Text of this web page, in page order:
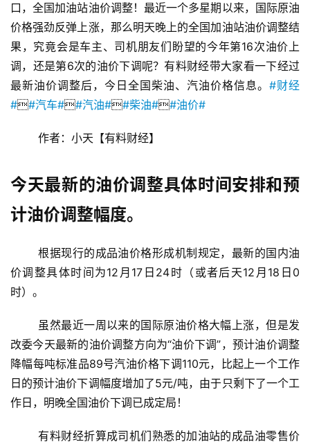
口，全国加油站油价调整！最近一个多星期以来，国际原油
价格强劲反弹上涨，那么明天晚上的全国加油站油价调整结
果，究竟会是车主、司机朋友们盼望的今年第16次油价上
调，还是第6次的油价下调呢？有料财经带大家看一下经过
最新油价调整后，今日全国柴油、汽油价格信息。 #财经
##汽车##汽油##柴油##油价#
	作者：小天【有料财经】
今天最新的油价调整具体时间安排和预
计油价调整幅度。
	根据现行的成品油价格形成机制规定，最新的国内油
价调整具体时间为12月17日24时（或者后天12月18日0
时）。
改委今天最新的油价调整方向为“油价下调”，预计油价调整
降幅每吨标准品89号汽油价格下调110元，比起上一个工作
日的预计油价下调幅度增加了5元/吨，由于只剩下了一个工
作日，明晚全国油价下调已成定局！
	有料财经折算成司机们熟悉的加油站的成品油零售价